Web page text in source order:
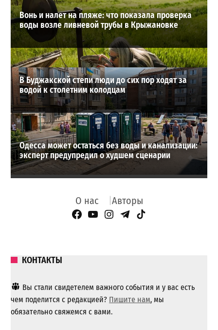
Вонь и налет на пляже: что показала проверка
воды возле ливневой трубы в Крыжановке
В Буджакской степи люди до сих пор ходят за
водой к столетним колодцам
Одесса может остаться без воды и канализации:
эксперт предупредил о худшем сценарии
О нас Авторы
Facebook Page
YouTube
Instagram
Telegram
TikTok
КОНТАКТЫ
Вы стали свидетелем важного события и у вас есть
чем поделится с редакцией? Пишите нам, мы
обязательно свяжемся с вами.